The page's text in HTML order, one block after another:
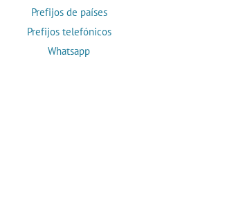
Prefijos de países
Prefijos telefónicos
Whatsapp